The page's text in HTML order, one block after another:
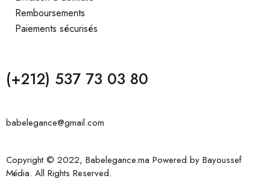
Remboursements
Paiements sécurisés
(+212) 537 73 03 80
babelegance@gmail.com
Copyright © 2022, Babelegance.ma Powered by Bayoussef
Média. All Rights Reserved.